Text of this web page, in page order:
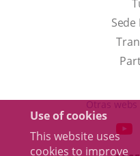
Use of cookies
This website uses
cookies to improve
Otras